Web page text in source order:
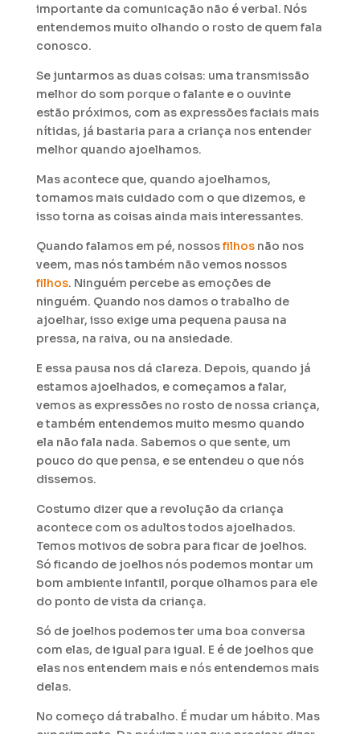
importante da comunicação não é verbal. Nós
entendemos muito olhando o rosto de quem fala
conosco.
Se juntarmos as duas coisas: uma transmissão
melhor do som porque o falante e o ouvinte
estão próximos, com as expressões faciais mais
nítidas, já bastaria para a criança nos entender
melhor quando ajoelhamos.
Mas acontece que, quando ajoelhamos,
tomamos mais cuidado com o que dizemos, e
isso torna as coisas ainda mais interessantes.
Quando falamos em pé, nossosfilhosnão nos
veem, mas nós também não vemos nossos
filhos. Ninguém percebe as emoções de
ninguém. Quando nos damos o trabalho de
ajoelhar, isso exige uma pequena pausa na
pressa, na raiva, ou na ansiedade.
E essa pausa nos dá clareza. Depois, quando já
estamos ajoelhados, e começamos a falar,
vemos as expressões no rosto de nossa criança,
e também entendemos muito mesmo quando
ela não fala nada. Sabemos o que sente, um
pouco do que pensa, e se entendeu o que nós
dissemos.
Costumo dizer que a revolução da criança
acontece com os adultos todos ajoelhados.
Temos motivos de sobra para ficar de joelhos.
Só ficando de joelhos nós podemos montar um
bom ambiente infantil, porque olhamos para ele
do ponto de vista da criança.
Só de joelhos podemos ter uma boa conversa
com elas, de igual para igual. E é de joelhos que
elas nos entendem mais e nós entendemos mais
delas.
No começo dá trabalho. É mudar um hábito. Mas